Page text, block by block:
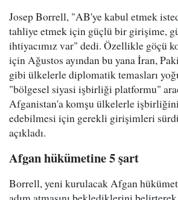
Josep Borrell, "AB'ye kabul etmek
tahliye etmek için güçlü bir girişime,
ihtiyacımız var" dedi. Özellikle göçü
için Ağustos ayından bu yana İran,
gibi ülkelerle diplomatik temasları
"bölgesel siyasi işbirliği platformu"
Afganistan'a komşu ülkelerle
edebilmesi için gerekli girişimleri
açıkladı.
Afgan hükümetine 5 şart
Borrell, yeni kurulacak Afgan